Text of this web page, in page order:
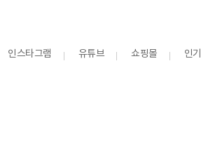
인스타그램 유튜브 쇼핑몰 인